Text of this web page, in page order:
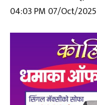
04:03 PM 07/Oct/2025